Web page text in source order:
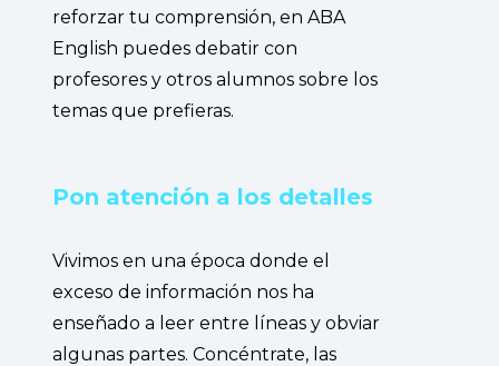
reforzar tu comprensión, en ABA
English puedes debatir con
profesores y otros alumnos sobre los
temas que prefieras.
Pon atención a los detalles
Vivimos en una época donde el
exceso de información nos ha
enseñado a leer entre líneas y obviar
algunas partes. Concéntrate, las